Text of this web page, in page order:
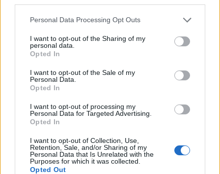
Personal Data Processing Opt Outs
I want to opt-out of the Sharing of my
personal data.
Opted In
I want to opt-out of the Sale of my
Personal Data.
Opted In
I want to opt-out of processing my
Personal Data for Targeted Advertising.
Opted In
I want to opt-out of Collection, Use,
Retention, Sale, and/or Sharing of my
Personal Data that Is Unrelated with the
Purposes for which it was collected.
Opted Out
Ilir Xhemalaj prezanton
vizionin për “Shqipërinë e
Re”: Ligji duhet të jetë i
barabartë dhe shteti t’u
shërbejë qytetarëve
Rrogozhinë, ARRSH: Nyja
lidhëse në Papër do të
dytë